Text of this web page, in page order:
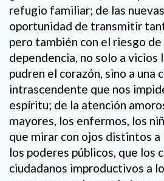
refugio familiar; de las
oportunidad de transmitir
pero también con el riesgo
dependencia, no solo a vicios
pudren el corazón, sino a una
intrascendente que nos
espíritu; de la atención
mayores, los enfermos, los
que mirar con ojos distintos a
los poderes públicos, que los
ciudadanos improductivos a